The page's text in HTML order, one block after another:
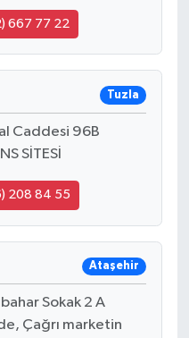
667 77 22
Tuzla
Caddesi 96B
SİTESİ
208 84 55
Ataşehir
Sokak 2 A
Çağrı marketin